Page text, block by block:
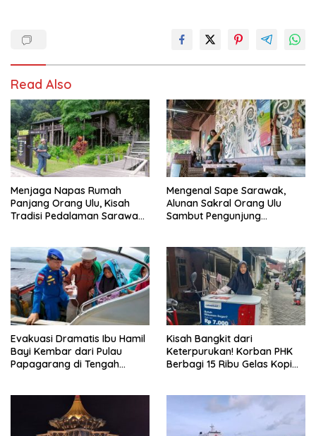
Read Also
Menjaga Napas Rumah
Panjang Orang Ulu, Kisah
Tradisi Pedalaman Sarawak
Mengenal Sape Sarawak,
Alunan Sakral Orang Ulu
Sambut Pengunjung
Evakuasi Dramatis Ibu Hamil
Bayi Kembar dari Pulau
Papagarang di Tengah
Kisah Bangkit dari
Keterpurukan! Korban PHK
Berbagi 15 Ribu Gelas Kopi